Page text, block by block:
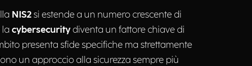
NIS2si estende a un numero crescente di
la cybersecuritydiventa un fattore chiave di
presenta sfide specifiche ma strettamente
un approccio alla sicurezza sempre più